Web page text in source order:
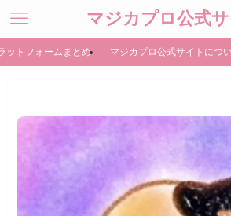
マジカプロ公式サ
ットフォームまとめ マジカプロ公式サイトにつ